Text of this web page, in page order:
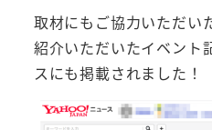
取材にもご協力いただい
紹介いただいたイベント
スにも掲載されました！